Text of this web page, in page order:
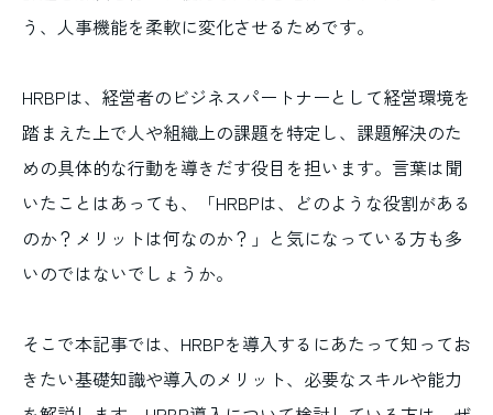
う、人事機能を柔軟に変化させるためです。
HRBPは、経営者のビジネスパートナーとして経営環境を
踏まえた上で人や組織上の課題を特定し、課題解決のた
めの具体的な行動を導きだす役目を担います。言葉は聞
いたことはあっても、「HRBPは、どのような役割がある
のか？メリットは何なのか？」と気になっている方も多
いのではないでしょうか。
そこで本記事では、HRBPを導入するにあたって知ってお
きたい基礎知識や導入のメリット、必要なスキルや能力